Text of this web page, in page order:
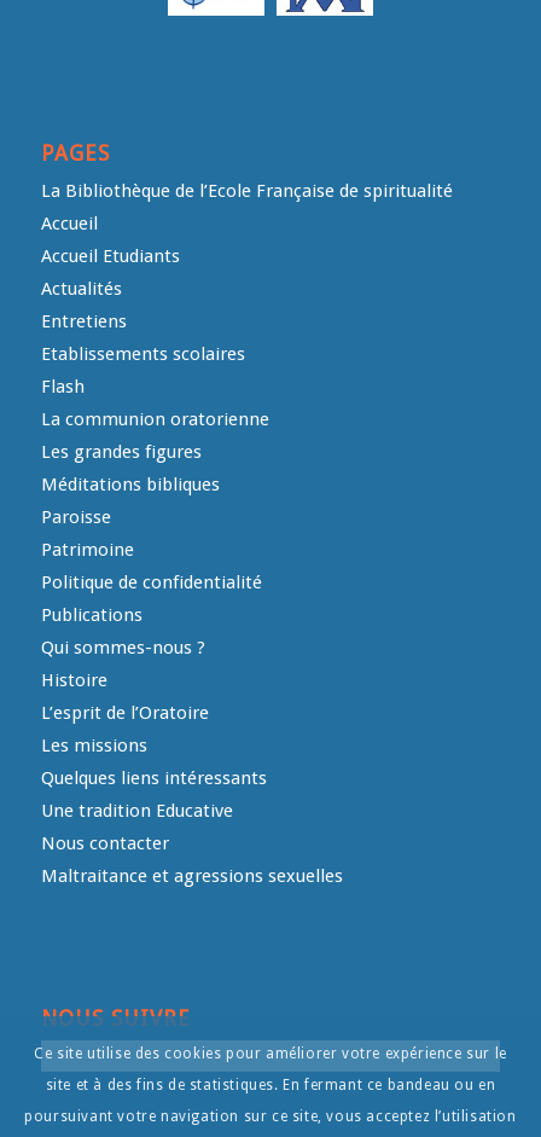
PAGES
La Bibliothèque de l’Ecole Française de spiritualité
Accueil
Accueil Etudiants
Actualités
Entretiens
Etablissements scolaires
Flash
La communion oratorienne
Les grandes figures
Méditations bibliques
Paroisse
Patrimoine
Politique de confidentialité
Publications
Qui sommes-nous ?
Histoire
L’esprit de l’Oratoire
Les missions
Quelques liens intéressants
Une tradition Educative
Nous contacter
Maltraitance et agressions sexuelles
NOUS SUIVRE
Ce site utilise des cookies pour améliorer votre expérience sur le
site et à des fins de statistiques. En fermant ce bandeau ou en
poursuivant votre navigation sur ce site, vous acceptez l’utilisation